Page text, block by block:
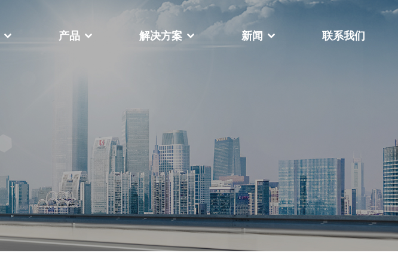
视频中心
公司相册
荣誉资质
产品
FY-400F复卷机 FY-888全自动扁绳手挽机
解决方案 新闻 联系我们